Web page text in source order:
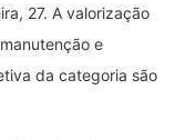
27. A valorização
e
da categoria são